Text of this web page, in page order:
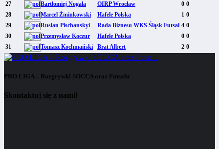
27
Bartłomiej Nogala OIRP Wrocław 0 0
28
Marcel Żminkowski Hafele Polska 1 0
29
Ruslan Pischanskyi Rada Biznesu WKS Śląsk Futsal 4 0
30
Przemysław Koczur Hafele Polska 0 0
31
Tomasz Kochmański Brat Albert 2 0
PRO LIGA – Rozgrywki SOCCA oraz Futsalu
Skontaktuj się z nami!